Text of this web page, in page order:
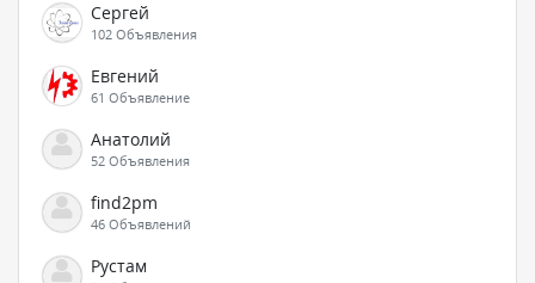
Сергей
102 Объявления
Евгений
61 Объявление
Анатолий
52 Объявления
find2pm
46 Объявлений
Рустам